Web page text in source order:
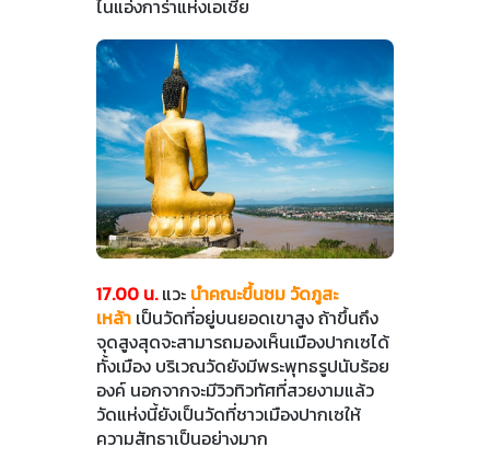
ไนแอ่งการ่าแห่งเอเชีย
17.00 น.แวะ นำคณะขึ้นชม วัดภูสะ
เหล้า เป็นวัดที่อยู่บนยอดเขาสูง ถ้าขึ้นถึง
จุดสูงสุดจะสามารถมองเห็นเมืองปากเซได้
ทั้งเมือง บริเวณวัดยังมีพระพุทธรูปนับร้อย
องค์ นอกจากจะมีวิวทิวทัศที่สวยงามแล้ว
วัดแห่งนี้ยังเป็นวัดที่ชาวเมืองปากเซให้
ความสัทธาเป็นอย่างมาก